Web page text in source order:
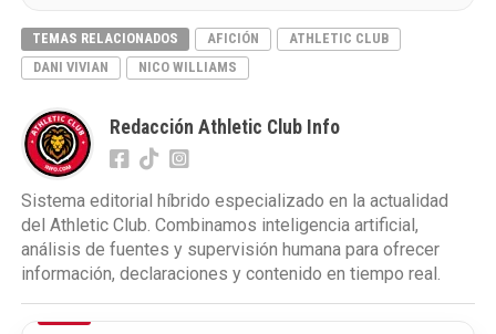
TEMAS RELACIONADOS AFICIÓN
ATHLETIC CLUB
DANI VIVIAN
NICO WILLIAMS
Redacción Athletic Club Info
Sistema editorial híbrido especializado en la actualidad
del Athletic Club. Combinamos inteligencia artificial,
análisis de fuentes y supervisión humana para ofrecer
información, declaraciones y contenido en tiempo real.